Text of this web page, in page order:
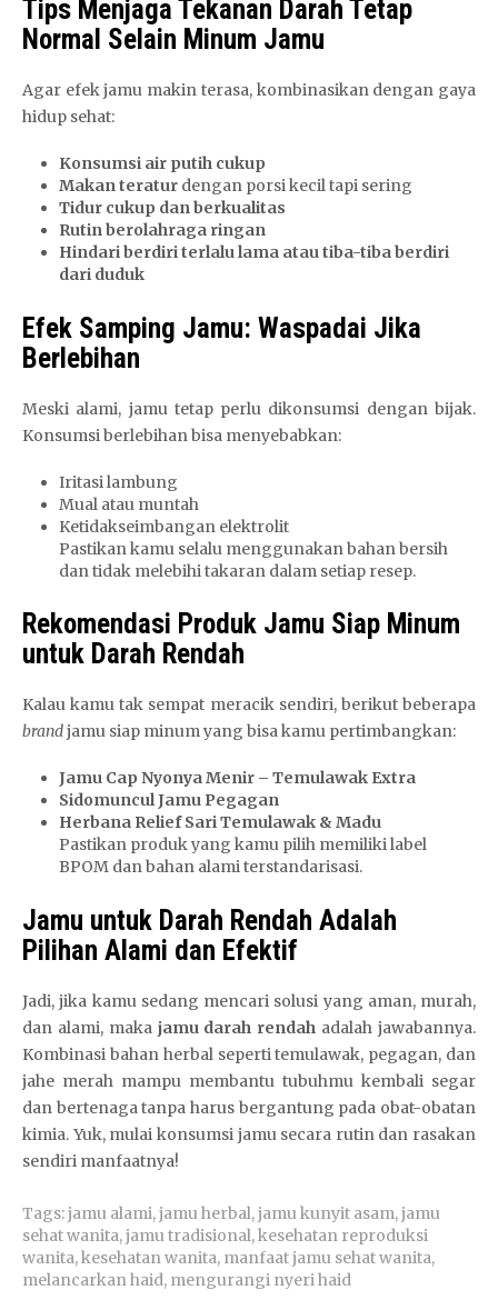
Tips Menjaga Tekanan Darah Tetap
Normal Selain Minum Jamu
Agar efek jamu makin terasa, kombinasikan dengan gaya
hidup sehat:
Konsumsi air putih cukup
Makan teraturdengan porsi kecil tapi sering
Tidur cukup dan berkualitas
Rutin berolahraga ringan
Hindari berdiri terlalu lama atau tiba-tiba berdiri
dari duduk
Efek Samping Jamu: Waspadai Jika
Berlebihan
Meski alami, jamu tetap perlu dikonsumsi dengan bijak.
Konsumsi berlebihan bisa menyebabkan:
Iritasi lambung
Mual atau muntah
Ketidakseimbangan elektrolit
Pastikan kamu selalu menggunakan bahan bersih
dan tidak melebihi takaran dalam setiap resep.
Rekomendasi Produk Jamu Siap Minum
untuk Darah Rendah
Kalau kamu tak sempat meracik sendiri, berikut beberapa
brandjamu siap minum yang bisa kamu pertimbangkan:
Jamu Cap Nyonya Menir – Temulawak Extra
Sidomuncul Jamu Pegagan
Herbana Relief Sari Temulawak & Madu
Pastikan produk yang kamu pilih memiliki label
BPOM dan bahan alami terstandarisasi.
Jamu untuk Darah Rendah Adalah
Pilihan Alami dan Efektif
Jadi, jika kamu sedang mencari solusi yang aman, murah,
dan alami, maka jamu darah rendah adalah jawabannya.
Kombinasi bahan herbal seperti temulawak, pegagan, dan
jahe merah mampu membantu tubuhmu kembali segar
dan bertenaga tanpa harus bergantung pada obat-obatan
kimia. Yuk, mulai konsumsi jamu secara rutin dan rasakan
sendiri manfaatnya!
Tags:jamu alami,jamu herbal,jamu kunyit asam,jamu
sehat wanita,jamu tradisional,kesehatan reproduksi
wanita,kesehatan wanita, manfaat jamu sehat wanita,
melancarkan haid, mengurangi nyeri haid